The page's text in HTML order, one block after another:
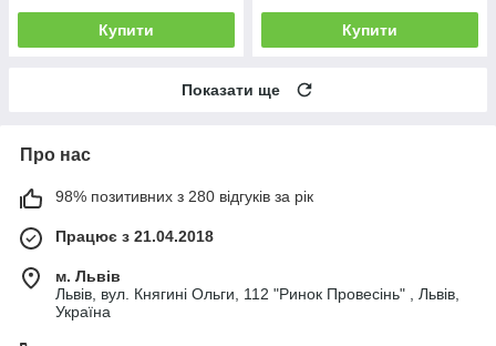
Купити Купити
Показати ще
Про нас
98% позитивних з 280 відгуків за рік
Працює з 21.04.2018
м. Львів
Львів, вул. Княгині Ольги, 112 "Ринок Провесінь" , Львів,
Україна